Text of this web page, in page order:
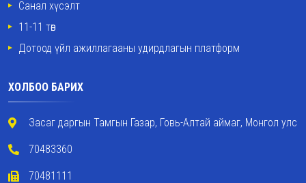
Санал хүсэлт
11-11 төв
Дотоод үйл ажиллагааны удирдлагын платформ
ХОЛБОО БАРИХ
Засаг даргын Тамгын Газар, Говь-Алтай аймаг, Монгол улс
70483360
70481111